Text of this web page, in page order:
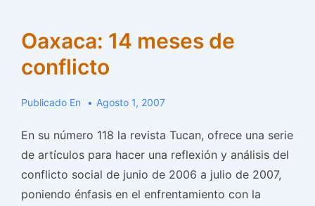
Oaxaca: 14 meses de
conflicto
Publicado En Agosto 1, 2007
En su número 118 la revista Tucan, ofrece una serie
de artículos para hacer una reflexión y análisis del
conflicto social de junio de 2006 a julio de 2007,
poniendo énfasis en el enfrentamiento con la